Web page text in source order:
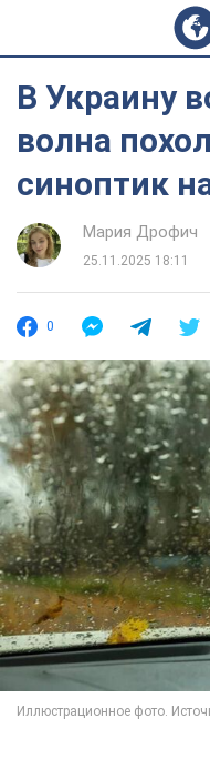
В Украину
волна
синоптик
Мария Дрофич
25.11.2025 18:11
0